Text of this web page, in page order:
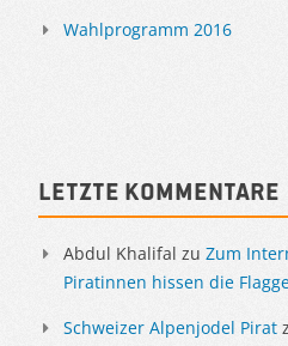
Wahlprogramm 2016
Letzte Kommentare
Abdul Khalifal zu Zum
Piratinnen hissen die
Schweizer Alpenjodel Pirat